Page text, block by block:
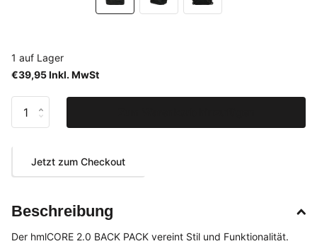
1 auf Lager
€39,95 Inkl. MwSt
Jetzt zum Checkout
Beschreibung
Der hmlCORE 2.0 BACK PACK vereint Stil und Funktionalität.